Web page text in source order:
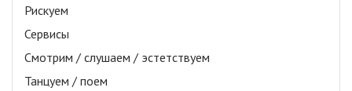
Рискуем
Сервисы
Смотрим / слушаем / эстетствуем
Танцуем / поем